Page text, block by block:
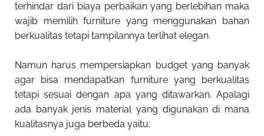
terhindar dari biaya perbaikan yang berlebihan maka
wajib memilih furniture yang menggunakan bahan
berkualitas tetapi tampilannya terlihat elegan.
Namun harus mempersiapkan budget yang banyak
agar bisa mendapatkan furniture yang berkualitas
tetapi sesuai dengan apa yang ditawarkan. Apalagi
ada banyak jenis material yang digunakan di mana
kualitasnya juga berbeda yaitu: